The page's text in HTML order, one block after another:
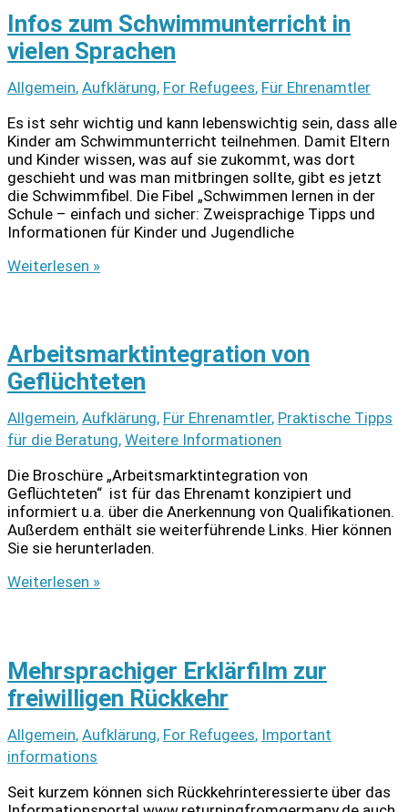
Infos zum Schwimmunterricht in
vielen Sprachen
Allgemein, Aufklärung, For Refugees, Für Ehrenamtler
Es ist sehr wichtig und kann lebenswichtig sein, dass alle
Kinder am Schwimmunterricht teilnehmen. Damit Eltern
und Kinder wissen, was auf sie zukommt, was dort
geschieht und was man mitbringen sollte, gibt es jetzt
die Schwimmfibel. Die Fibel „Schwimmen lernen in der
Schule – einfach und sicher: Zweisprachige Tipps und
Informationen für Kinder und Jugendliche
Infos
Sprachen
Weiterlesen »
Arbeitsmarktintegration von
Geflüchteten
Allgemein, Aufklärung, Für Ehrenamtler, Praktische Tipps
für die Beratung, Weitere Informationen
Die Broschüre „Arbeitsmarktintegration von
Geflüchteten“ ist für das Ehrenamt konzipiert und
informiert u.a. über die Anerkennung von Qualifikationen.
Außerdem enthält sie weiterführende Links. Hier können
Sie sie herunterladen.
Arbeitsmarktintegration
Weiterlesen »
Mehrsprachiger Erklärfilm zur
freiwilligen Rückkehr
Allgemein, Aufklärung, For Refugees, Important
informations
Seit kurzem können sich Rückkehrinteressierte über das